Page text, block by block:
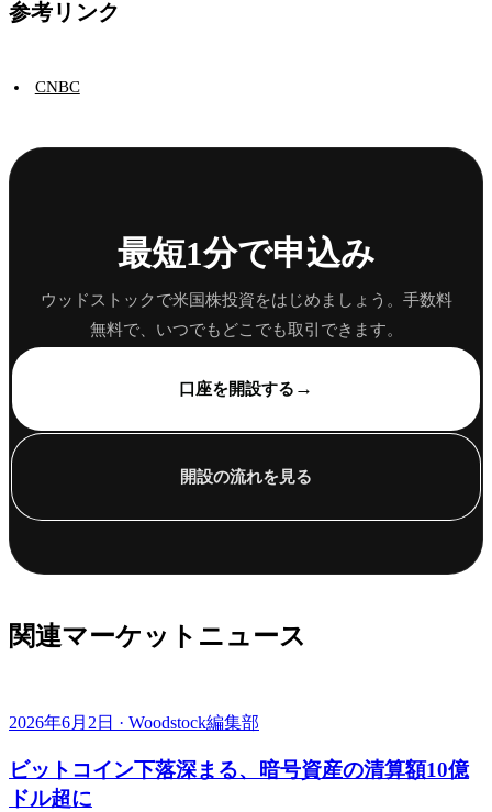
参考リンク
CNBC
最短1分で申込み
ウッドストックで米国株投資をはじめましょう。手数料
無料で、いつでもどこでも取引できます。
口座を開設する →
開設の流れを見る
関連マーケットニュース
2026年6月2日 · Woodstock編集部
ビットコイン下落深まる、暗号資産の清算額10億
ドル超に